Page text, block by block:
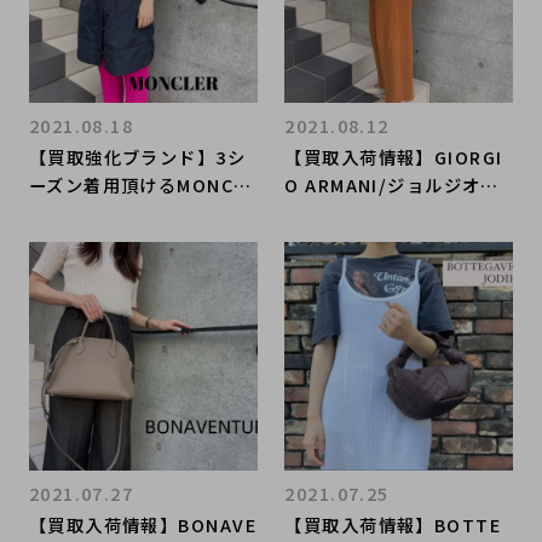
【買取強化ブランド】3シ
ーズン着用頂けるMONCL
ンジャケット/コートをお
売り頂きました。
2021.08.18
【買取入荷情報】GIORGI
O ARMANI/ジョルジオ・
a/ラプリマ』をお買取りさ
せて頂きました。
2021.08.12
【買取入荷情報】BONAVE
2021.07.27
【買取入荷情報】BOTTE
2021.07.25